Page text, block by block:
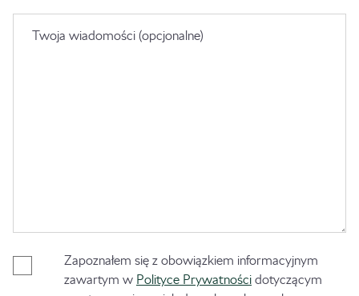
Twoja wiadomości (opcjonalne)
Zapoznałem się z obowiązkiem informacyjnym
zawartym w Polityce Prywatności dotyczącym